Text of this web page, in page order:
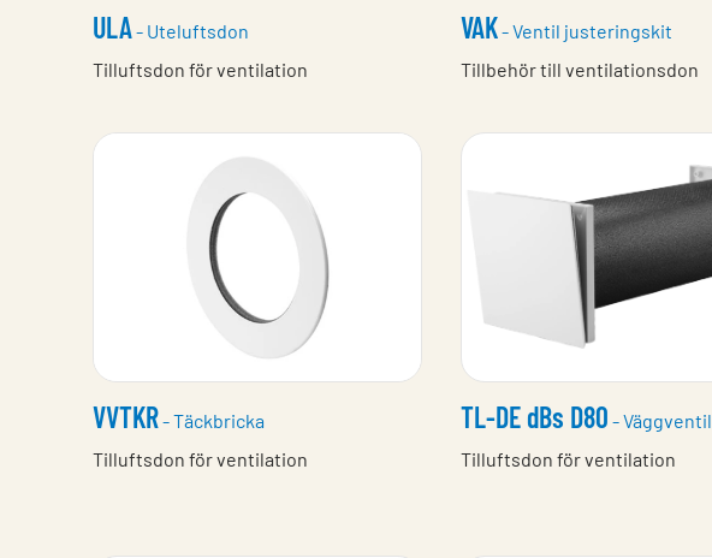
ULA- Uteluftsdon
Tilluftsdon för ventilation
VAK- Ventil justeringskit
Tillbehör till ventilationsdon
VVTKR- Täckbricka
Tilluftsdon för ventilation
TL-DE dBs D80 - Väggventil
Tilluftsdon för ventilation